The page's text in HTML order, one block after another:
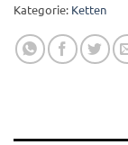
Kategorie: Ketten